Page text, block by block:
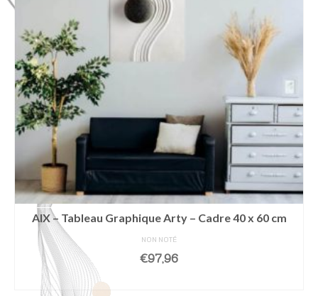
AIX – Tableau Graphique Arty – Cadre 40 x 60 cm
NON NOTÉ
€97,96
AJOUTER AU PANIER